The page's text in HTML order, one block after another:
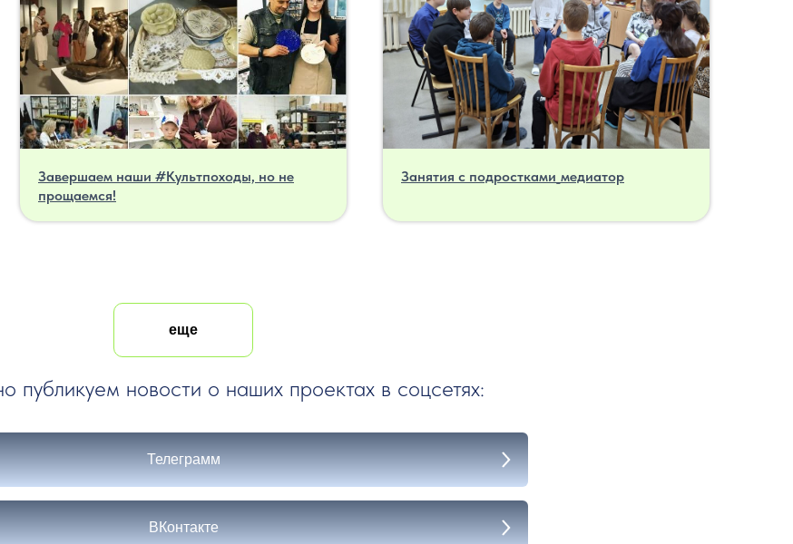
Завершаем наши #Культпоходы, но не
прощаемся!
Занятия с подростками_медиатор
еще
публикуем новости о наших проектах в соцсетях:
Телеграмм
ВКонтакте